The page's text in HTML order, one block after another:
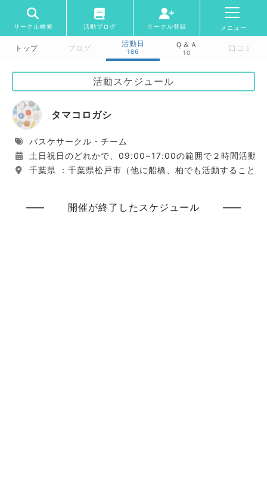
サークル検索 活動ブログ サークル登録 メニュー
トップ ブログ
活動日
186
Ｑ＆Ａ
10 口コミ
活動スケジュール
タマコロガシ
バスケサークル・チーム
土日祝日のどれかで、09:00~17:00の範囲で２時間活動
千葉県 ：千葉県松戸市（他に船橋、柏でも活動すること
開催が終了したスケジュール